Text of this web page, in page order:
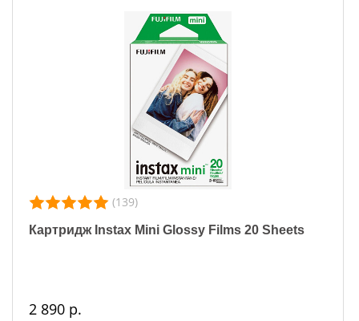
(139)
Картридж Instax Mini Glossy Films 20 Sheets
2 890 р.